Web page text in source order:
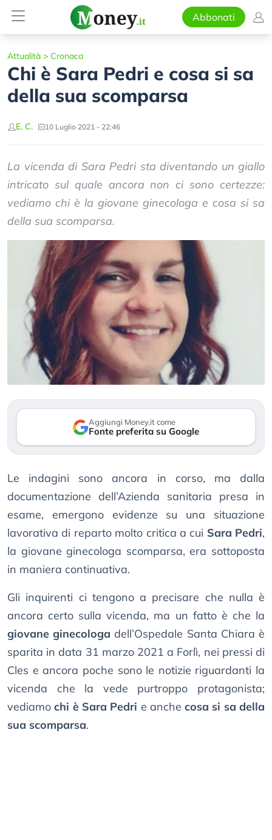
Abbonati
Attualità > Cronaca
Chi è Sara Pedri e cosa si sa
della sua scomparsa
E. C. 10 Luglio 2021 - 22:46
La vicenda di Sara Pedri sta diventando un giallo
intricato sul quale ancora non ci sono certezze:
vediamo chi è la giovane ginecologa e cosa si sa
della sua scomparsa.
Aggiungi Money.it come
Fonte preferita su Google
Le indagini sono ancora in corso, ma dalla
documentazione dell’Azienda sanitaria presa in
esame, emergono evidenze su una situazione
lavorativa di reparto molto critica a cui Sara Pedri,
la giovane ginecologa scomparsa, era sottoposta
in maniera continuativa.
Gli inquirenti ci tengono a precisare che nulla è
ancora certo sulla vicenda, ma un fatto è che la
giovane ginecologa dell’Ospedale Santa Chiara è
sparita in data 31 marzo 2021 a Forlì, nei pressi di
Cles e ancora poche sono le notizie riguardanti la
vicenda che la vede purtroppo protagonista;
vediamochi è Sara Pedri e anchecosa si sa della
sua scomparsa.